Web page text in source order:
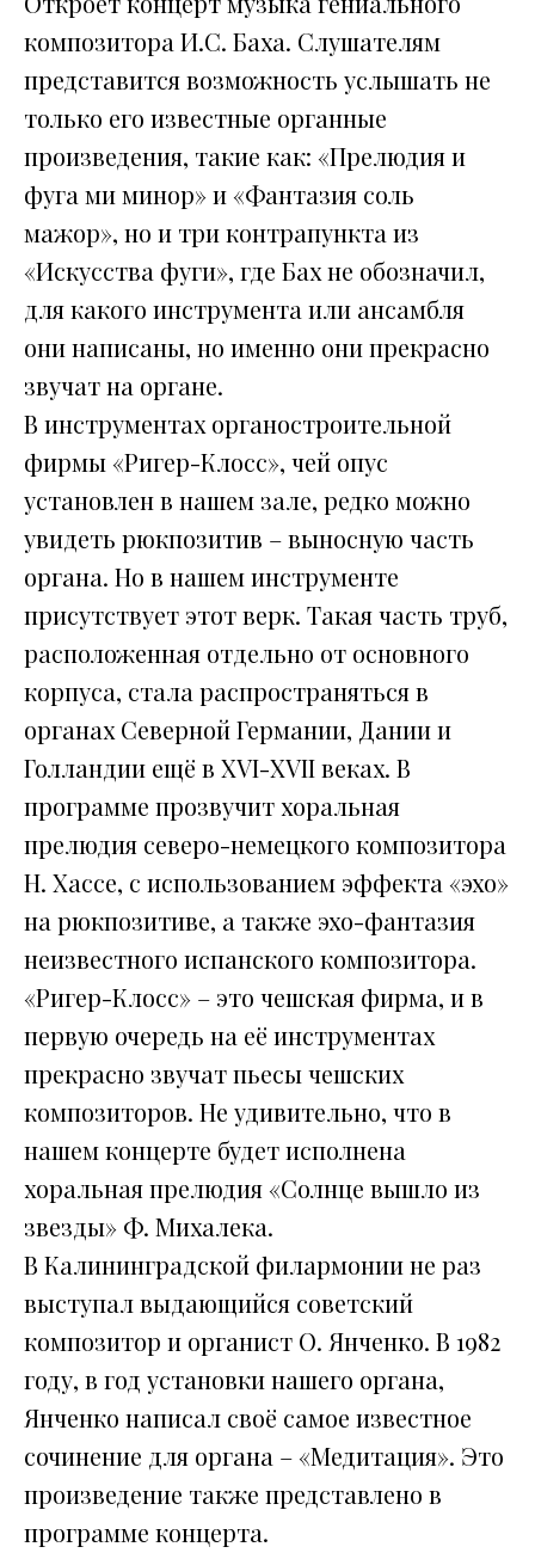
композитора И.С. Баха. Слушателям
представится возможность услышать не
только его известные органные
произведения, такие как: «Прелюдия и
фуга ми минор» и «Фантазия соль
мажор», но и три контрапункта из
«Искусства фуги», где Бах не обозначил,
для какого инструмента или ансамбля
они написаны, но именно они прекрасно
звучат на органе.
В инструментах органостроительной
фирмы «Ригер-Клосс», чей опус
установлен в нашем зале, редко можно
увидеть рюкпозитив – выносную часть
органа. Но в нашем инструменте
присутствует этот верк. Такая часть труб,
расположенная отдельно от основного
корпуса, стала распространяться в
органах Северной Германии, Дании и
Голландии ещё в XVI-XVII веках. В
программе прозвучит хоральная
прелюдия северо-немецкого композитора
Н. Хассе, с использованием эффекта «эхо»
на рюкпозитиве, а также эхо-фантазия
неизвестного испанского композитора.
«Ригер-Клосс» – это чешская фирма, и в
первую очередь на её инструментах
прекрасно звучат пьесы чешских
композиторов. Не удивительно, что в
нашем концерте будет исполнена
хоральная прелюдия «Солнце вышло из
звезды» Ф. Михалека.
В Калининградской филармонии не раз
выступал выдающийся советский
композитор и органист О. Янченко. В 1982
году, в год установки нашего органа,
Янченко написал своё самое известное
сочинение для органа – «Медитация». Это
произведение также представлено в
программе концерта.